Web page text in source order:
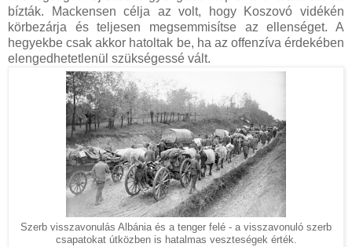
bízták. Mackensen célja az volt, hogy Koszovó vidékén
körbezárja és teljesen megsemmisítse az ellenséget. A
hegyekbe csak akkor hatoltak be, ha az offenzíva érdekében
elengedhetetlenül szükségessé vált.
Szerb visszavonulás Albánia és a tenger felé - a visszavonuló szerb
csapatokat útközben is hatalmas veszteségek érték.